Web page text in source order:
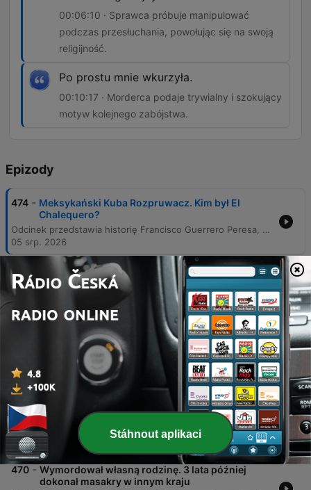
00:06:10 · Sprawca próbuje manipulować
podczas przesłuchania, powołując się na swoją
religijność.
Po prostu mnie wkurzyła.
00:10:17 · Morderca podaje trywialny i szokujący
motyw kolejnego zabójstwa.
Epizody
474 - Meksykański Kuba Rozpruwacz. Kim był El
Chalequero?
Odcinek przedstawia historię Francisco Guerrero Peresa, znanego jako El Chalekero, seryjnego mordercy działającego w Meksyku w latach 1880-1888. Program przybliża tragiczne losy jego ofiar, makabryczny modus operandi sprawcy oraz proces kryminalistyczny, który doprowadził do jego ujęcia. Narracja obejmuje również wątek kontrowersyjnego skrócenia kary przez dyktatora Porfirio Diaza oraz późniejszą ponowną działalność przestępczą mordercy. Analiza skupia się na profilu psychologicznym sprawcy, który mimo pozornej religijności i zamiłowania do elegancji, wykazywał skrajne okrucieństwo. Słuchacz poznaje kulisy śledztwa prowadzonego przez detektywa Francisco Chaveza oraz historię ocalałej ofiary, która odegrała kluczową rolę w demaskacji mordercy.
05 srp. 2026
473
Zabił 9 kobiet i wyszedł na wolność. Potwór z
Turynu - Giancarlo Giudice
29 čvc. 2026
Uciekł z więzienia i zamienił okolicę w piekło.
Potwór z Miramichi
Odcinek przedstawia historię Alaina Legera, znanego jako Potwór z Miramichi, który w 1989 roku terroryzował prowincję Nowy Brunszwik w Kanadzie. Po ucieczce ze szpitala podczas transportu więźnia, Leger przez siedem miesięcy dokonywał brutalnych morderstw, unikając wykrycia dzięki doskonałej znajomości lokalnych lasów i umiejętnościom przetrwania. Narracja szczegółowo opisuje serię zbrodni, w tym ataki na starsze kobiety oraz księdza, a także narastającą histerię społeczną w regionie. Kluczowym elementem historii jest przełom w krymulaistyce, gdyż to właśnie badania DNA stały się głównym dowodem, który doprowadził do skazania sprawcy i zakończył jego krwawą odyseję.
22 čvc. 2026
471 - Strzelbę ukrył w futerale od gitary. Masakra w
klubie weteranów
Odcinek opisuje brutalną masakrę, która miała miejsce 8 grudnia 2001 roku w klubie RSA w Panmure, Nowa Zelandia. Sprawcą był William Dwayne Bell, młody recydywista z ponad setką wyroków, który dokonał ataku z motywacji zemsty oraz chęci kradzieży pieniędzy po swoim zwolnieniu z pracy w tym miejscu. Podczas ataku Bell zastrzelił trzy osoby i dotkliwie ranił czwartą, używając strzelby nie tylko do strzałów, ale także jako narzędzia tortur. Zbrodnia ta wstrząsnęła Nową Zelandią, doprowadziła do zaostrzenia prawa dotyczącego zwolnień warunkowych i zakończyła się wyrokiem dożywocia dla sprawcy.
15 čvc. 2026
470 - Wymordował własną rodzinę. 3 lata później
dokonał masakry w innym kraju
Stáhnout aplikaci